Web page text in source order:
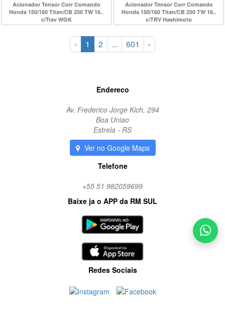
Acionador Tensor Corr Comando
Honda 150/160 Titan/CB 250 TW 16..
c/Trav WGK
Acionador Tensor Corr Comando
Honda 150/160 Titan/CB 250 TW 16..
c/TRV Hashimoto
‹ 1 2 ... 601 ›
Endereco
Av. Frederico Jorge Kich, 294
Boa Uniao
Estrela - RS
Ver no Google Maps
Telefone
+55 51 982059699
Baixe ja o APP da RM SUL
Redes Sociais